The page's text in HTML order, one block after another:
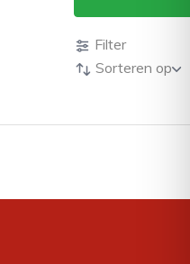
Filter
Sorteren op